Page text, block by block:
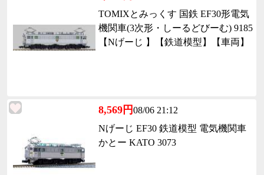
TOMIXとみっくす 国鉄 EF30形電気
機関車(3次形・しーるどびーむ) 9185
【Nげーじ 】【鉄道模型】【車両】
8,569円08/06 21:12
Nげーじ EF30 鉄道模型 電気機関車
かとー KATO 3073